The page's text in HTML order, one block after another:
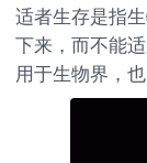
适者生存是指
下来，而不能
用于生物界，